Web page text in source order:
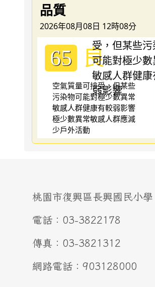
品質
2026年08月08日 12時08分
65 良
空氣質量可接受，但某些
污染物可能對極少數異常
敏感人群健康有較弱影響
極少數異常敏感人群應減
少戶外活動
桃園市復興區長興國民小
電話：03-3822178
傳真：03-3821312
網路電話：903128000